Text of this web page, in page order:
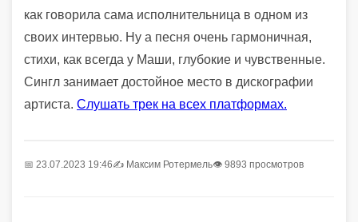
как говорила сама исполнительница в одном из
своих интервью. Ну а песня очень гармоничная,
стихи, как всегда у Маши, глубокие и чувственные.
Сингл занимает достойное место в дискографии
артиста. Слушать трек на всех платформах.
📅 23.07.2023 19:46✍️ Максим Ротермель👁 9893 просмотров